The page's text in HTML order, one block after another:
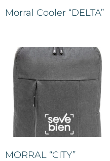
Morral Cooler “DELTA”
MORRAL “CITY”